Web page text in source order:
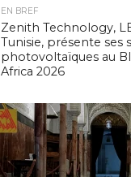
EN BREF
Zenith Technology,
Tunisie, présente ses
photovoltaïques au
Africa 2026